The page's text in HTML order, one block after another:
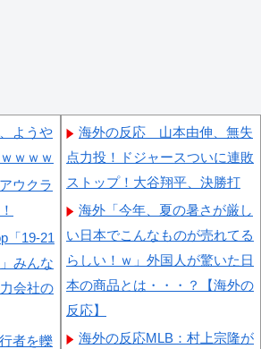
ようや
ｗｗｗ
ウクラ
「19-21
みんな
会社の
者を轢
海外の反応 山本由伸、無失
点力投！ドジャースついに連敗
ストップ！大谷翔平、決勝打
海外「今年、夏の暑さが厳し
い日本でこんなものが売れてる
らしい！ｗ」外国人が驚いた日
本の商品とは・・・？【海外の
反応】
海外の反応MLB：村上宗隆が